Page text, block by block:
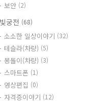
보안 (2)
궁전 (68)
소소한 일상이야기 (32)
테슬라(차량) (5)
몽돌이(차량) (3)
스마트폰 (1)
영상편집 (0)
자격증이야기 (12)